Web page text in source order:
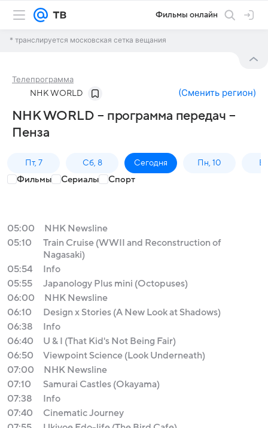
Фильмы онлайн
* транслируется московская сетка вещания
Телепрограмма
NHK WORLD (Сменить регион)
NHK WORLD – программа передач –
Пенза
Пт, 7 Сб, 8 Сегодня Пн, 10
Фильмы Сериалы Спорт
05:00
NHK Newsline
05:10
Train Cruise (WWII and Reconstruction of
Nagasaki)
05:54
Info
05:55
Japanology Plus mini (Octopuses)
06:00
NHK Newsline
06:10
Design x Stories (A New Look at Shadows)
06:38
Info
06:40
U & I (That Kid's Not Being Fair)
06:50
Viewpoint Science (Look Underneath)
07:00
NHK Newsline
07:10
Samurai Castles (Okayama)
07:38
Info
07:40
Cinematic Journey